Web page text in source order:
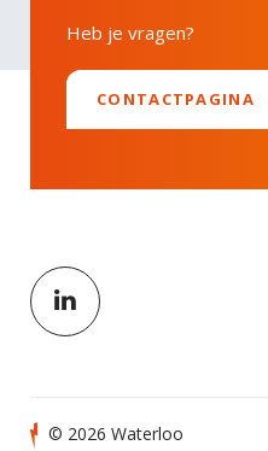
Heb je vragen?
CONTACTPAGINA
© 2026 Waterloo